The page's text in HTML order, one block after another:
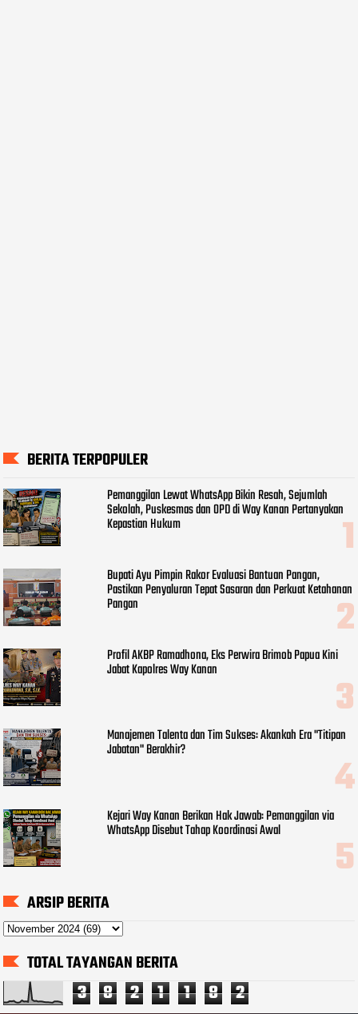
BERITA TERPOPULER
Pemanggilan Lewat WhatsApp Bikin Resah, Sejumlah
Sekolah, Puskesmas dan OPD di Way Kanan Pertanyakan
Kepastian Hukum
Bupati Ayu Pimpin Rakor Evaluasi Bantuan Pangan,
Pastikan Penyaluran Tepat Sasaran dan Perkuat Ketahanan
Pangan
Profil AKBP Ramadhona, Eks Perwira Brimob Papua Kini
Jabat Kapolres Way Kanan
Manajemen Talenta dan Tim Sukses: Akankah Era "Titipan
Jabatan" Berakhir?
Kejari Way Kanan Berikan Hak Jawab: Pemanggilan via
WhatsApp Disebut Tahap Koordinasi Awal
ARSIP BERITA
TOTAL TAYANGAN BERITA
3 8 2 1 1 8 2